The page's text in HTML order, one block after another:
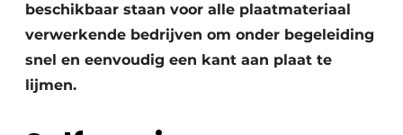
beschikbaar staan voor alle plaatmateriaal
verwerkende bedrijven om onder begeleiding
snel en eenvoudig een kant aan plaat te
lijmen.